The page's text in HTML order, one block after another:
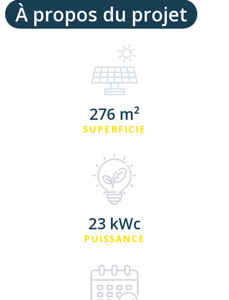
À propos du projet
276 m²
SUPERFICIE
23 kWc
PUISSANCE